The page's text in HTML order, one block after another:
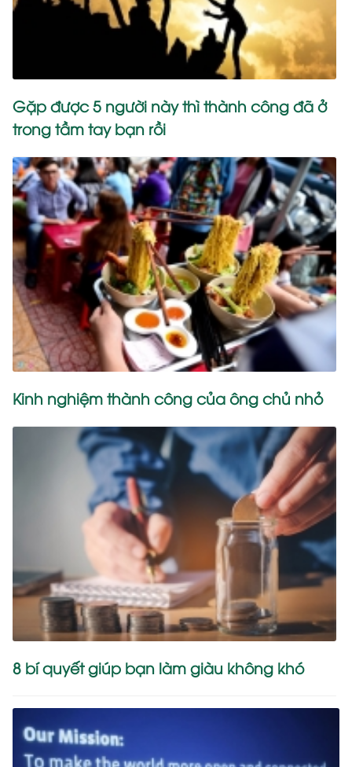
Gặp được 5 người này thì thành công đã ở
trong tầm tay bạn rồi
Kinh nghiệm thành công của ông chủ nhỏ
8 bí quyết giúp bạn làm giàu không khó